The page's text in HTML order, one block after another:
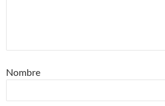
Nombre